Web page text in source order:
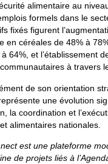
alimentaire au
formels dans le
fixés figurent
en céréales de 48% à
64%, et l’établissement
à travers
de son orientation
une évolution
la coordination et
alimentaires nationales.
est une plateforme
de projets liés à